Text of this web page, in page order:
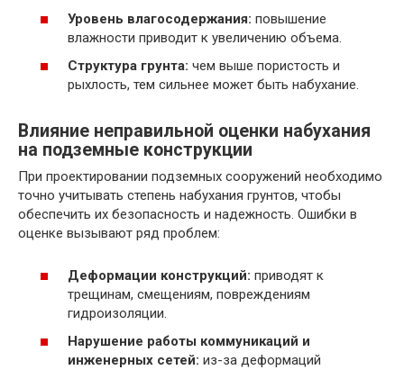
Уровень влагосодержания: повышение
влажности приводит к увеличению объема.
Структура грунта: чем выше пористость и
рыхлость, тем сильнее может быть набухание.
Влияние неправильной оценки набухания
на подземные конструкции
При проектировании подземных сооружений необходимо
точно учитывать степень набухания грунтов, чтобы
обеспечить их безопасность и надежность. Ошибки в
оценке вызывают ряд проблем:
Деформации конструкций: приводят к
трещинам, смещениям, повреждениям
гидроизоляции.
Нарушение работы коммуникаций и
инженерных сетей: из-за деформаций